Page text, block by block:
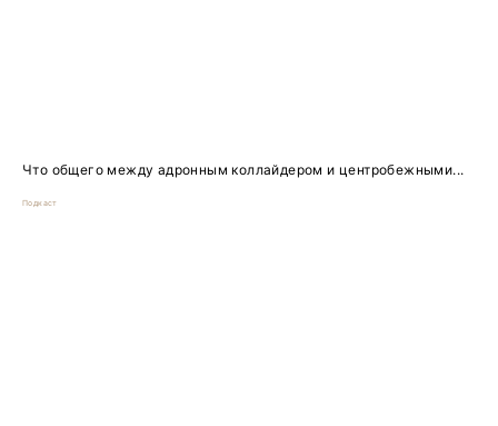
Что общего между адронным коллайдером и центробежными...
Подкаст